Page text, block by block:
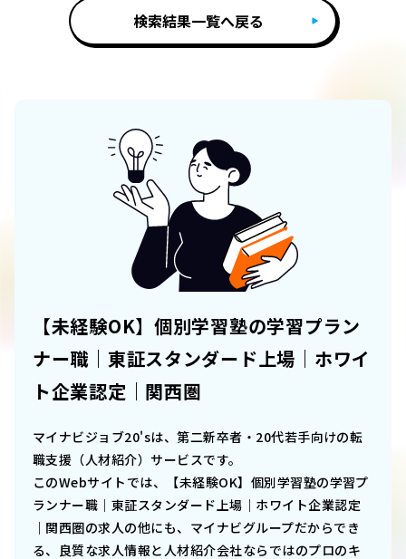
検索結果一覧へ戻る
【未経験OK】個別学習塾の学習プラン
ナー職｜東証スタンダード上場｜ホワイ
ト企業認定｜関西圏
マイナビジョブ20'sは、第二新卒者・20代若手向けの転
職支援（人材紹介）サービスです。
このWebサイトでは、
【未経験OK】個別学習塾の学習プ
ランナー職｜東証スタンダード上場｜ホワイト企業認定
｜関西圏の求人の他にも、マイナビグループだからでき
る、良質な求人情報と人材紹介会社ならではのプロのキ